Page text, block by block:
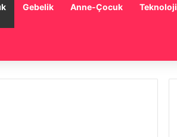
Gebelik Anne-Çocuk Teknoloji